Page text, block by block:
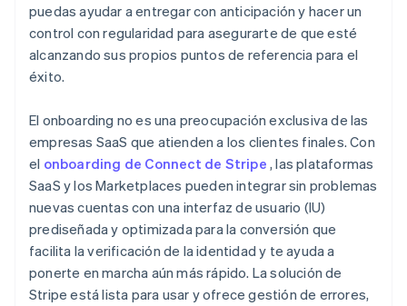
puedas ayudar a entregar con anticipación y hacer un
control con regularidad para asegurarte de que esté
alcanzando sus propios puntos de referencia para el
éxito.
El onboarding no es una preocupación exclusiva de las
empresas SaaS que atienden a los clientes finales. Con
el onboarding de Connect de Stripe, las plataformas
SaaS y los Marketplaces pueden integrar sin problemas
nuevas cuentas con una interfaz de usuario (IU)
prediseñada y optimizada para la conversión que
facilita la verificación de la identidad y te ayuda a
ponerte en marcha aún más rápido. La solución de
Stripe está lista para usar y ofrece gestión de errores,